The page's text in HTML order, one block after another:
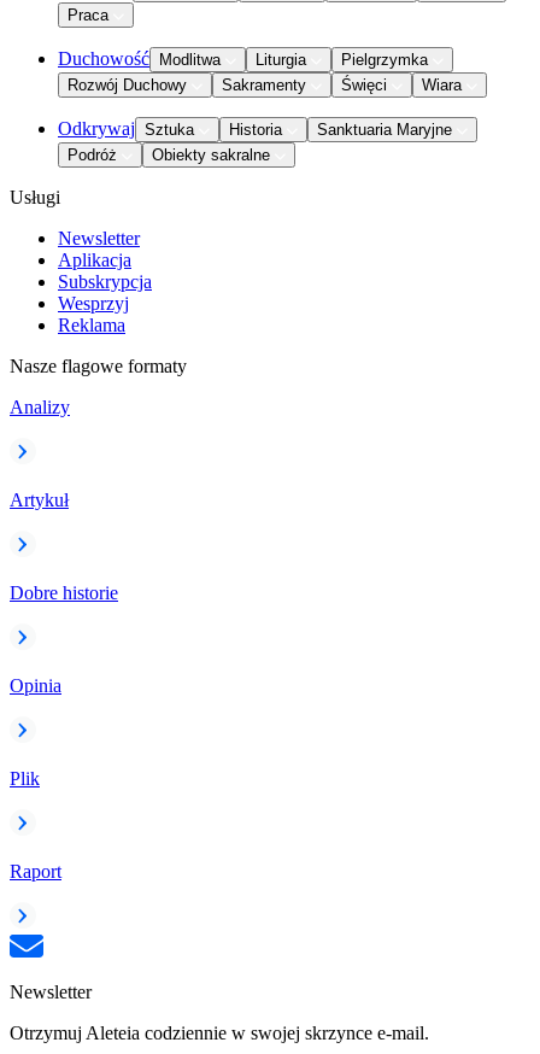
Praca
Duchowość Modlitwa Liturgia
Pielgrzymka
Rozwój Duchowy
Sakramenty Święci Wiara
Odkrywaj Sztuka Historia
Sanktuaria Maryjne
Podróż
Obiekty sakralne
Usługi
Newsletter
Aplikacja
Subskrypcja
Wesprzyj
Reklama
Nasze flagowe formaty
Analizy
Artykuł
Dobre historie
Opinia
Plik
Raport
Newsletter
Otrzymuj Aleteia codziennie w swojej skrzynce e-mail.